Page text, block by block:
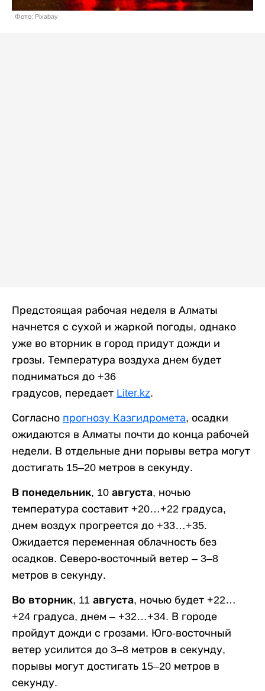
Фото: Pixabay
Предстоящая рабочая неделя в Алматы
начнется с сухой и жаркой погоды, однако
уже во вторник в город придут дожди и
грозы. Температура воздуха днем будет
подниматься до +36
градусов, передает Liter.kz.
Согласно прогнозу Казгидромета, осадки
ожидаются в Алматы почти до конца рабочей
недели. В отдельные дни порывы ветра могут
достигать 15–20 метров в секунду.
В понедельник, 10 августа, ночью
температура составит +20…+22 градуса,
днем воздух прогреется до +33…+35.
Ожидается переменная облачность без
осадков. Северо-восточный ветер – 3–8
метров в секунду.
Во вторник, 11 августа, ночью будет +22…
+24 градуса, днем – +32…+34. В городе
пройдут дожди с грозами. Юго-восточный
ветер усилится до 3–8 метров в секунду,
порывы могут достигать 15–20 метров в
секунду.